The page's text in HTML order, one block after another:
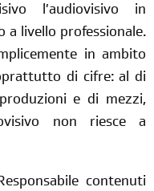
l’audiovisivo in
a livello professionale.
in ambito
di cifre: al di
e di mezzi,
non riesce a
contenuti